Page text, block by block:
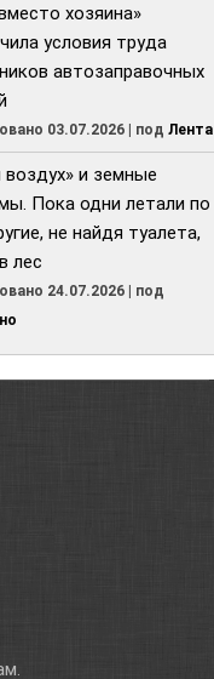
хозяина»
условия труда
автозаправочных
03.07.2026 | под Лента
и земные
Пока одни летали по
не найдя туалета,
лес
24.07.2026 | под